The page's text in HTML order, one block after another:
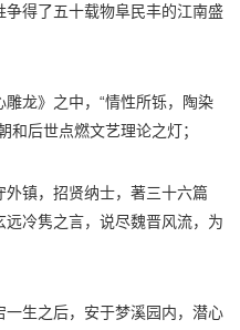
得了五十载物阜民丰的江南盛
龙》之中，“情性所铄，陶染
和后世点燃文艺理论之灯；
镇，招贤纳士，著三十六篇
远冷隽之言，说尽魏晋风流，为
生之后，安于梦溪园内，潜心